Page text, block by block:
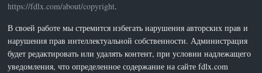
https://fdlx.com/about/copyright.
В своей работе мы стремится избегать нарушения авторских прав и
нарушения прав интеллектуальной собственности. Администрация
будет редактировать или удалять контент, при условии надлежащего
уведомления, что определенное содержание на сайте fdlx.com